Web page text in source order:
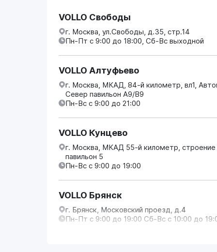
VOLLO Свободы
г. Москва, ул.Свободы, д.35, стр.14
Пн-Пт с 9:00 до 18:00, Сб-Вс выходной
VOLLO Алтуфьево
г. Москва, МКАД, 84-й километр, вл1,
Север павильон А9/В9
Пн-Вс с 9:00 до 21:00
VOLLO Кунцево
г. Москва, МКАД 55-й километр, строение
павильон 5
Пн-Вс с 9:00 до 19:00
VOLLO Брянск
г. Брянск, Московский проезд, д.4
Пн-Пт с 9:00 до 19:00 Сб-Вс с 10:00 до